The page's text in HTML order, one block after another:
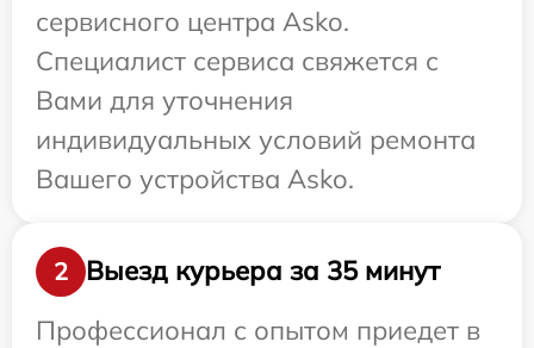
сервисного центра Asko.
Специалист сервиса свяжется с
Вами для уточнения
индивидуальных условий ремонта
Вашего устройства Asko.
2
Выезд курьера за 35 минут
Профессионал с опытом приедет в